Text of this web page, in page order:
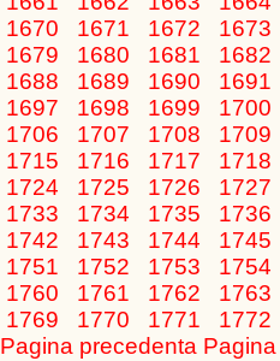
1670
1671 1672
1673
1679
1680 1681
1682
1688
1689 1690
1691
1697
1698 1699
1700
1706
1707 1708
1709
1715
1716 1717
1718
1724
1725 1726
1727
1733
1734 1735
1736
1742
1743 1744
1745
1751
1752 1753
1754
1760
1761 1762
1763
1769
1770 1771
1772
Pagina precedenta